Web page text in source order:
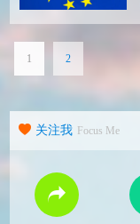
1 2
关注我 Focus Me